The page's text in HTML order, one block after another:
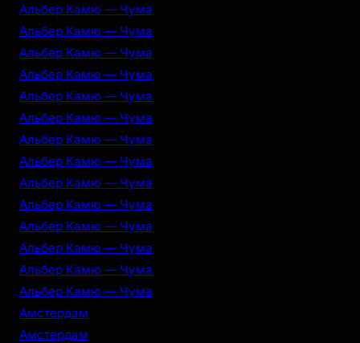
Альбер Камю — Чума
Альбер Камю — Чума
Альбер Камю — Чума
Альбер Камю — Чума
Альбер Камю — Чума
Альбер Камю — Чума
Альбер Камю — Чума
Альбер Камю — Чума
Альбер Камю — Чума
Альбер Камю — Чума
Альбер Камю — Чума
Альбер Камю — Чума
Альбер Камю — Чума
Альбер Камю — Чума
Амстердам
Амстердам